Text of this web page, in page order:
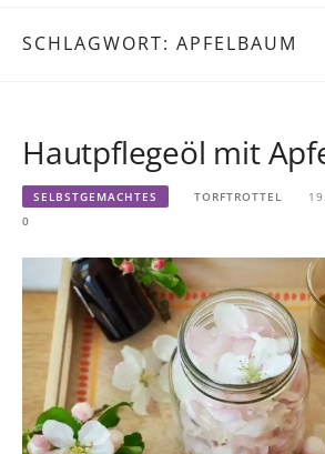
SCHLAGWORT: APFELBAUM
Hautpflegeöl mit
SELBSTGEMACHTES TORFTROTTEL
0